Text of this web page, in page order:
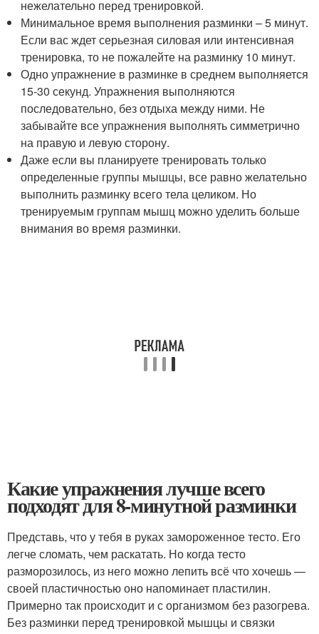
нежелательно перед тренировкой.
Минимальное время выполнения разминки – 5 минут.
Если вас ждет серьезная силовая или интенсивная
тренировка, то не пожалейте на разминку 10 минут.
Одно упражнение в разминке в среднем выполняется
15-30 секунд. Упражнения выполняются
последовательно, без отдыха между ними. Не
забывайте все упражнения выполнять симметрично
на правую и левую сторону.
Даже если вы планируете тренировать только
определенные группы мышцы, все равно желательно
выполнить разминку всего тела целиком. Но
тренируемым группам мышц можно уделить больше
внимания во время разминки.
Какие упражнения лучше всего
подходят для 8-минутной разминки
Представь, что у тебя в руках замороженное тесто. Его
легче сломать, чем раскатать. Но когда тесто
разморозилось, из него можно лепить всё что хочешь —
своей пластичностью оно напоминает пластилин.
Примерно так происходит и с организмом без разогрева.
Без разминки перед тренировкой мышцы и связки